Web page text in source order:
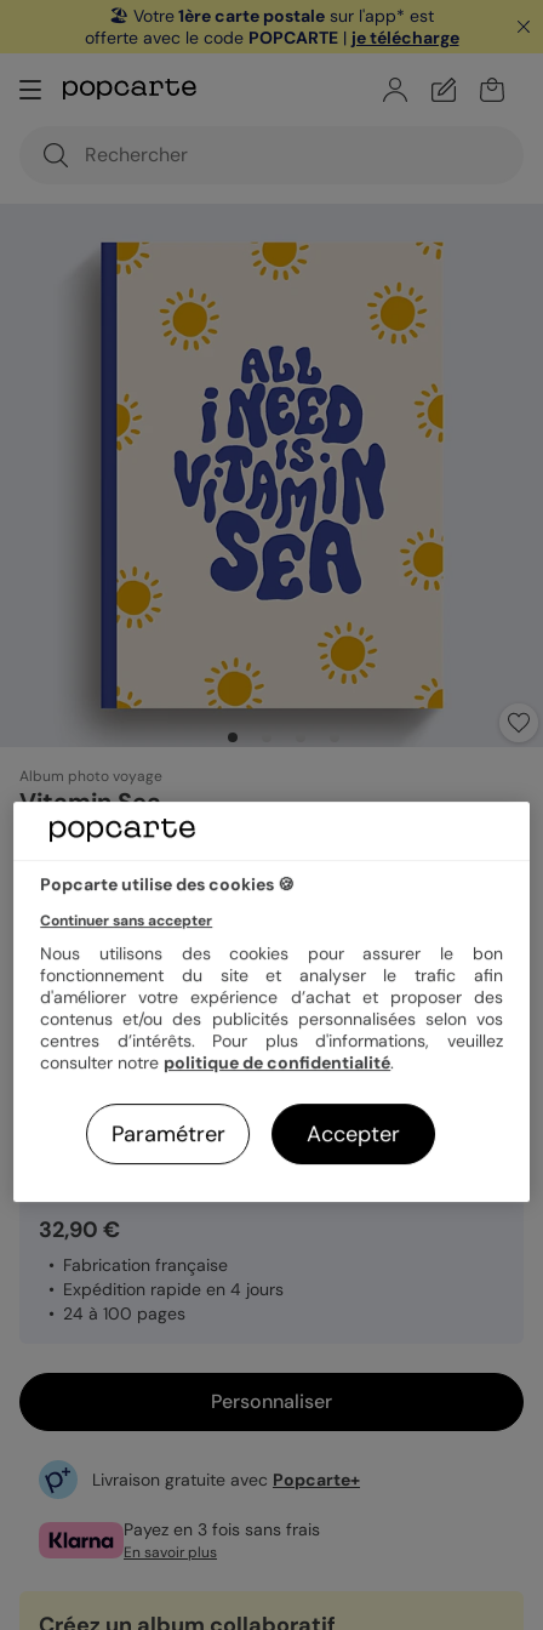
🏖️ Votre1ère carte postale sur l'app* est
offerte avec le code POPCARTE| je télécharge
Album photo voyage
Vitamin Sea
Format
Couverture Rigide Souple
Papier Papier Satiné brillant
Quantité 1 album
32,90 €
Fabrication française
Expédition rapide en 4 jours
24 à 100 pages
Personnaliser
Livraison gratuite avec Popcarte+
Payez en 3 fois sans frais
En savoir plus
Popcarte utilise des cookies 🍪
Continuer sans accepter
Nous utilisons des cookies pour assurer le bon
fonctionnement du site et analyser le trafic afin
d'améliorer votre expérience d’achat et proposer des
contenus et/ou des publicités personnalisées selon vos
centres d’intérêts. Pour plus d'informations, veuillez
consulter notre politique de confidentialité.
Paramétrer Accepter